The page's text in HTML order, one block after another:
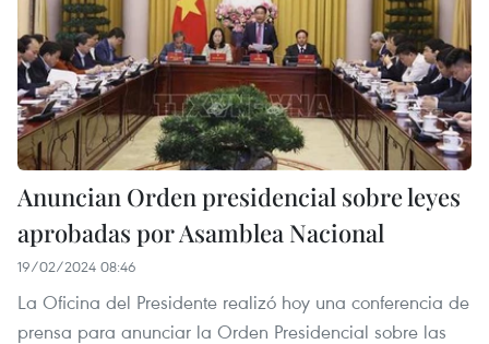
Anuncian Orden presidencial sobre leyes
aprobadas por Asamblea Nacional
19/02/2024 08:46
La Oficina del Presidente realizó hoy una conferencia de
prensa para anunciar la Orden Presidencial sobre las